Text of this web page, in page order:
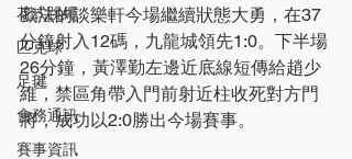
花式跳繩
匹克球
足毽
會務通訊
賽事資訊
戲法的談樂軒今場繼續狀態大勇，在37
分鐘射入12碼，九龍城領先1:0。下半場
26分鐘，黃澤勤左邊近底線短傳給趙少
維，禁區角帶入門前射近柱收死對方門
將，成功以2:0勝出今場賽事。